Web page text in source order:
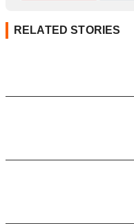
RELATED STORIES